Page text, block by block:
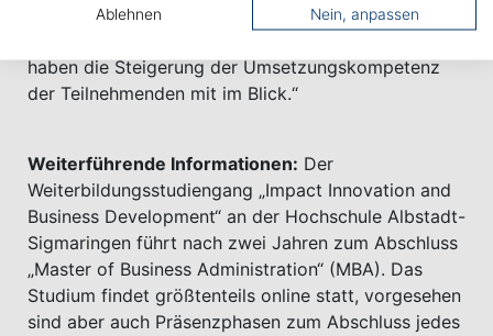
überhaupt umgesetzt werden können. Deshalb
haben die Steigerung der Umsetzungskompetenz
der Teilnehmenden mit im Blick.“
Weiterführende Informationen: Der
Weiterbildungsstudiengang „Impact Innovation and
Business Development“ an der Hochschule Albstadt-
Sigmaringen führt nach zwei Jahren zum Abschluss
„Master of Business Administration“ (MBA). Das
Studium findet größtenteils online statt, vorgesehen
sind aber auch Präsenzphasen zum Abschluss jedes
Ablehnen Nein, anpassen